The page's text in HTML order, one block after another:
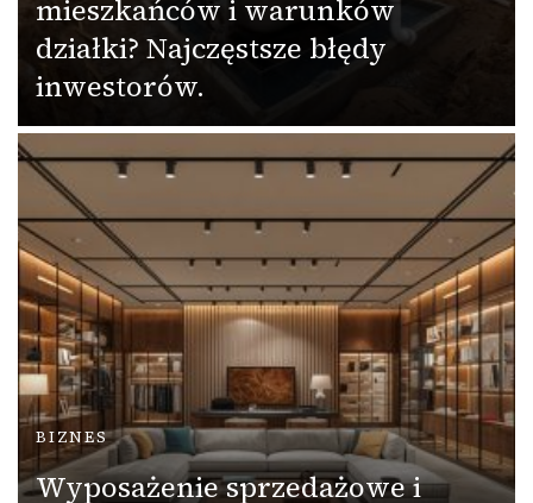
mieszkańców i warunków
działki? Najczęstsze błędy
inwestorów.
BIZNES
Wyposażenie sprzedażowe i